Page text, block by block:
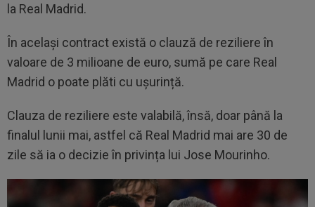
la Real Madrid.
În același contract există o clauză de reziliere în
valoare de 3 milioane de euro, sumă pe care Real
Madrid o poate plăti cu ușurință.
Clauza de reziliere este valabilă, însă, doar până la
finalul lunii mai, astfel că Real Madrid mai are 30 de
zile să ia o decizie în privința lui Jose Mourinho.